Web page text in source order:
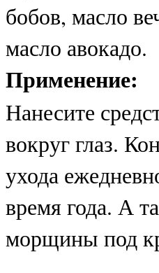
бобов, масло
масло авокадо.
Применение:
Нанесите
вокруг глаз.
ухода
время года. А
морщины под